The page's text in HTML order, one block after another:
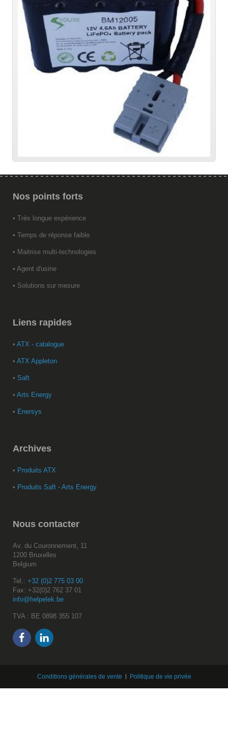
Nos points forts
• Très longue expérience
• Temps de réponse faible
• Maitrise multi-technologies
• Agent d'usine
• Solutions sur mesure
Liens rapides
• ATX - catalogue
• ATX Appleton
• Saft
• Arts Energy
• Enersys
Archives
• Produits ATX
• Produits Saft - Arts Energy
Nous contacter
Av. du Couronnement, 11
1200 Bruxelles
Belgium
Tel.: +32 (0)2 775 03 00
Fax: +32(0)2 762 37 01
info@helpelek.be
TVA : BE 0898 355 107
Conditions générales de vente Politique de vie privée